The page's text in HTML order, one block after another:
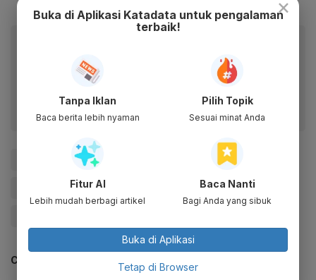
Dapatkan pengalaman membaca lebih nyaman dan nikmati
fitur menarik lainnya lewat aplikasi mobile Katadata.
#Vaksin Virus Corona #Virus Corona
#Pandemi Corona #Jakarta
CEK JUGA DATA INI
×
Buka di Aplikasi Katadata untuk pengalaman
terbaik!
Tanpa Iklan
Baca berita lebih nyaman
Pilih Topik
Sesuai minat Anda
Fitur AI
Lebih mudah berbagi artikel
Baca Nanti
Bagi Anda yang sibuk
Buka di Aplikasi
Tetap di Browser